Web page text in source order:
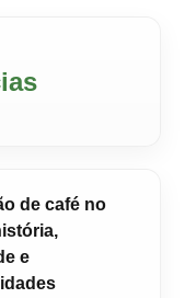
de café no
e